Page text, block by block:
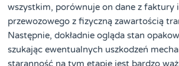
wszystkim, porównuje on dane z faktury
przewozowego z fizyczną zawartością
Następnie, dokładnie ogląda stan
szukając ewentualnych uszkodzeń
staranność na tym etapie jest bardzo